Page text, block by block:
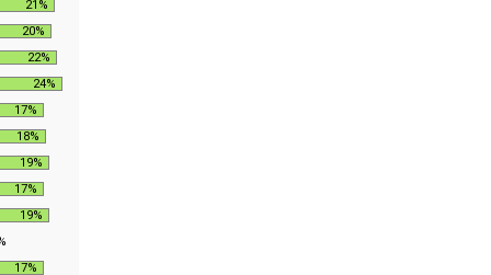
21%
20%
22%
24%
17%
18%
19%
17%
19%
17%